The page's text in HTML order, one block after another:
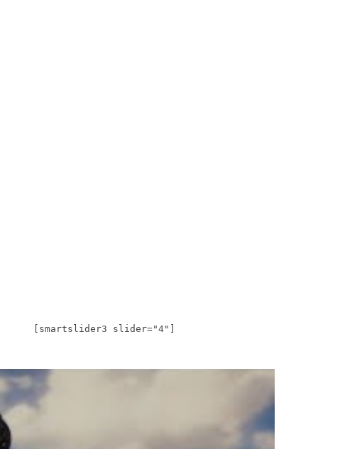
[smartslider3 slider="4"]